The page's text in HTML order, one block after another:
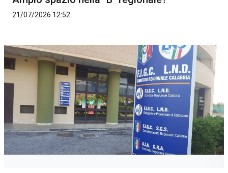
21/07/2026 12:52